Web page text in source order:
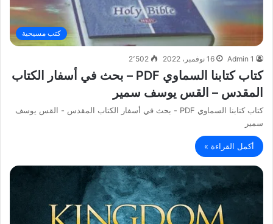
كتب مسيحية
Admin 1 16 نوفمبر، 2022 2٬502
كتاب كتابنا السماوي PDF – بحث في أسفار الكتاب
المقدس – القس يوسف سمير
كتاب كتابنا السماوي PDF - بحث في أسفار الكتاب المقدس - القس يوسف
سمير
أكمل القراءة »